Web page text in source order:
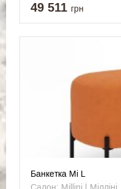
49 511 грн
Банкетка Mi L